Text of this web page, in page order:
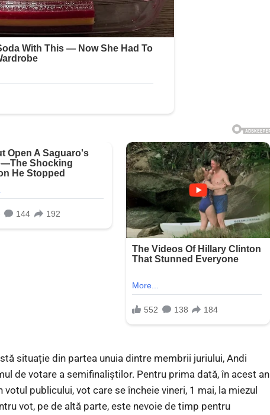
situație din partea unuia dintre membrii juriului, Andi
de votare a semifinaliştilor. Pentru prima dată, în acest an
publicului, vot care se încheie vineri, 1 mai, la miezul
vot, pe de altă parte, este nevoie de timp pentru